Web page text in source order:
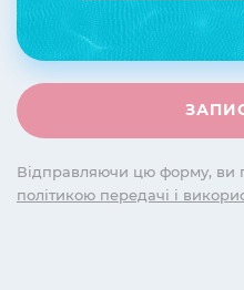
Відправляючи цю форму, ви
політикою передачі і